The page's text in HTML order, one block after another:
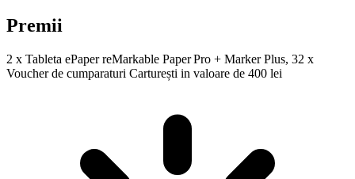
Premii
2 x Tableta ePaper reMarkable Paper Pro + Marker Plus, 32 x
Voucher de cumparaturi Carturești in valoare de 400 lei